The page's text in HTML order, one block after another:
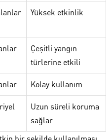
Yüksek etkinlik
Çeşitli yangın
türlerine etkili
Kolay kullanım
Uzun süreli koruma
sağlar